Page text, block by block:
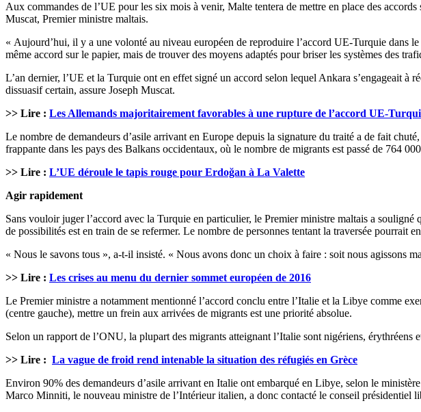
Aux commandes de l’UE pour les six mois à venir, Malte tentera de mettre en place des
Muscat, Premier ministre maltais.
« Aujourd’hui, il y a une volonté au niveau européen de reproduire l’accord UE-Turquie dans
même accord sur le papier, mais de trouver des moyens adaptés pour briser les systèmes des
L’an dernier, l’UE et la Turquie ont en effet signé un accord selon lequel Ankara s’engageait
dissuasif certain, assure Joseph Muscat.
>> Lire : Les Allemands majoritairement favorables à une rupture de l’accord UE-
Le nombre de demandeurs d’asile arrivant en Europe depuis la signature du traité a de fait
frappante dans les pays des Balkans occidentaux, où le nombre de migrants est passé de 764
>> Lire : L’UE déroule le tapis rouge pour Erdoğan à La Valette
Agir rapidement
Sans vouloir juger l’accord avec la Turquie en particulier, le Premier ministre maltais a
de possibilités est en train de se refermer. Le nombre de personnes tentant la traversée pourrait
« Nous le savons tous », a-t-il insisté. « Nous avons donc un choix à faire : soit nous agissons
>> Lire : Les crises au menu du dernier sommet européen de 2016
Le Premier ministre a notamment mentionné l’accord conclu entre l’Italie et la Libye comme
(centre gauche), mettre un frein aux arrivées de migrants est une priorité absolue.
Selon un rapport de l’ONU, la plupart des migrants atteignant l’Italie sont nigériens,
>> Lire : La vague de froid rend intenable la situation des réfugiés en Grèce
Environ 90% des demandeurs d’asile arrivant en Italie ont embarqué en Libye, selon le
Marco Minniti, le nouveau ministre de l’Intérieur italien, a donc contacté le conseil présidentiel